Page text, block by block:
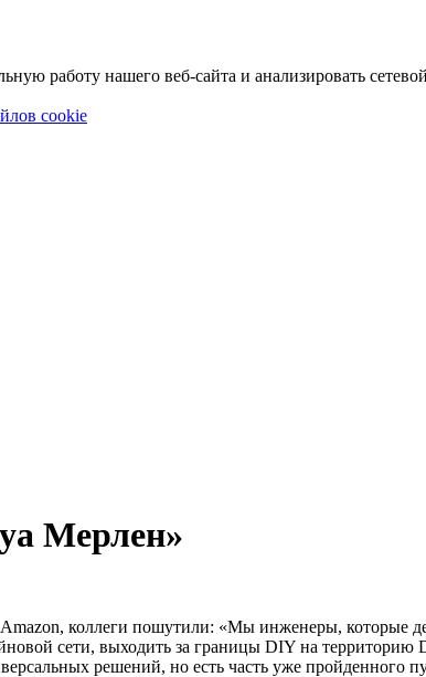
работу нашего веб-сайта и анализировать
cookie
Мерлен»
коллеги пошутили: «Мы инженеры, которые
сети, выходить за границы DIY на
решений, но есть часть уже пройденного